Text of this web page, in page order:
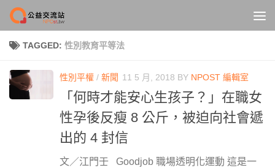
Skip to content
TAGGED: 性別教育平等法
性別平權 / 新聞 11 5 月, 2018 BY NPOST 編輯室
「何時才能安心生孩子？」在職女
性孕後反瘦 8 公斤，被迫向社會遞
出的 4 封信
文／江門壬 Goodjob 職場透明化運動 這是一